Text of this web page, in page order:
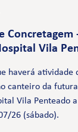
Concretagem
Vila
haverá atividade
canteiro da
Vila Penteado
26 (sábado).